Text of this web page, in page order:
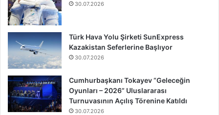
30.07.2026
Türk Hava Yolu Şirketi SunExpress
Kazakistan Seferlerine Başlıyor
30.07.2026
Cumhurbaşkanı Tokayev “Geleceğin
Oyunları – 2026” Uluslararası
Turnuvasının Açılış Törenine Katıldı
30.07.2026